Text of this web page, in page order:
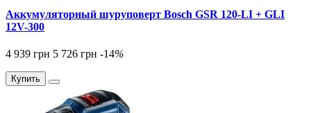
Аккумуляторный шуруповерт Bosch GSR 120-LI + GLI
12V-300
4 939 грн 5 726 грн -14%
Купить